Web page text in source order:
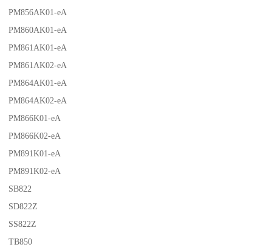
PM856AK01-eA
PM860AK01-eA
PM861AK01-eA
PM861AK02-eA
PM864AK01-eA
PM864AK02-eA
PM866K01-eA
PM866K02-eA
PM891K01-eA
PM891K02-eA
SB822
SD822Z
SS822Z
TB850